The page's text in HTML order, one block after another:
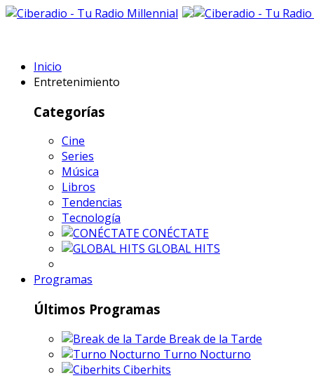
Inicio
Entretenimiento
Categorías
Cine
Series
Música
Libros
Tendencias
Tecnología
CONÉCTATE
GLOBAL HITS
Programas
Últimos Programas
Break de la Tarde
Turno Nocturno
Ciberhits